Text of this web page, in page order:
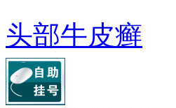
头部牛皮癣